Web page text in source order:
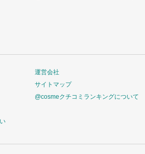
運営会社
サイトマップ
@cosmeクチコミランキングについて